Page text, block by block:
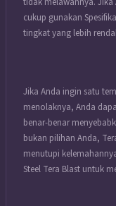
cukup gunakan
tingkat yang lebih
Jika Anda ingin satu
menolaknya, Anda
benar-benar
bukan pilihan Anda,
menutupi
Steel Tera Blast untuk